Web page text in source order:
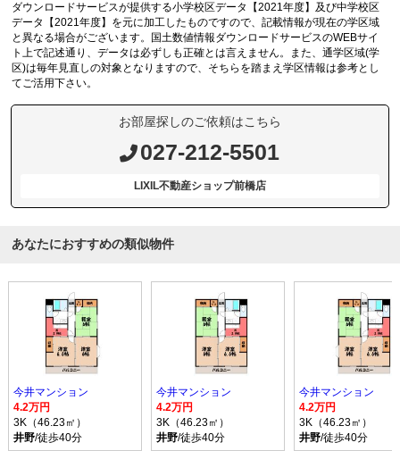
ダウンロードサービスが提供する小学校区データ【2021年度】及び中学校区
データ【2021年度】を元に加工したものですので、記載情報が現在の学区域
と異なる場合がございます。国土数値情報ダウンロードサービスのWEBサイ
ト上で記述通り、データは必ずしも正確とは言えません。また、通学区域(学
区)は毎年見直しの対象となりますので、そちらを踏まえ学区情報は参考とし
てご活用下さい。
お部屋探しのご依頼はこちら
027-212-5501
LIXIL不動産ショップ前橋店
あなたにおすすめの類似物件
今井マンション
4.2万円
3K（46.23㎡）
井野/徒歩40分
今井マンション
4.2万円
3K（46.23㎡）
井野/徒歩40分
今井マンション
4.2万円
3K（46.23㎡）
井野/徒歩40分